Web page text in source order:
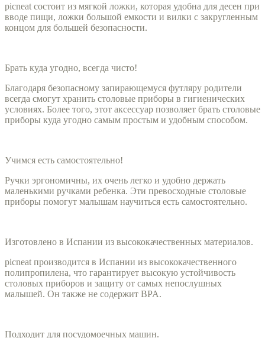
picneat состоит из мягкой ложки, которая удобна для десен при
вводе пищи, ложки большой емкости и вилки с закругленным
концом для большей безопасности.
Брать куда угодно, всегда чисто!
Благодаря безопасному запирающемуся футляру родители
всегда смогут хранить столовые приборы в гигиенических
условиях. Более того, этот аксессуар позволяет брать столовые
приборы куда угодно самым простым и удобным способом.
Учимся есть самостоятельно!
Ручки эргономичны, их очень легко и удобно держать
маленькими ручками ребенка. Эти превосходные столовые
приборы помогут малышам научиться есть самостоятельно.
Изготовлено в Испании из высококачественных материалов.
picneat производится в Испании из высококачественного
полипропилена, что гарантирует высокую устойчивость
столовых приборов и защиту от самых непослушных
малышей. Он также не содержит BPA.
Подходит для посудомоечных машин.